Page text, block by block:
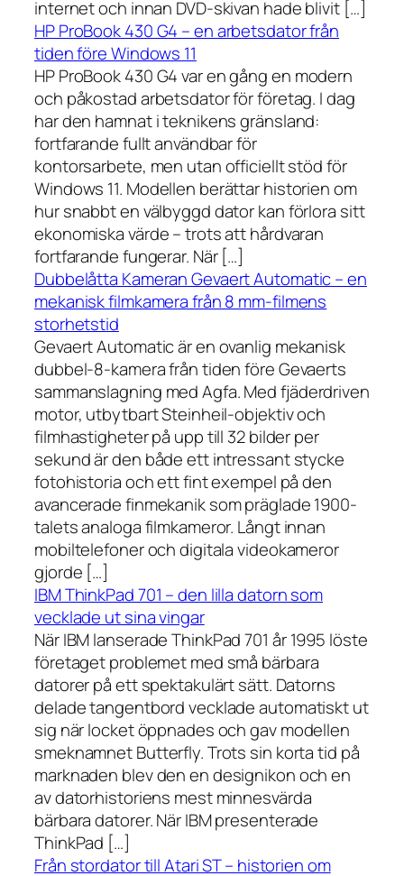
internet och innan DVD-skivan hade blivit […]
HP ProBook 430 G4 – en arbetsdator från
tiden före Windows 11
HP ProBook 430 G4 var en gång en modern
och påkostad arbetsdator för företag. I dag
har den hamnat i teknikens gränsland:
fortfarande fullt användbar för
kontorsarbete, men utan officiellt stöd för
Windows 11. Modellen berättar historien om
hur snabbt en välbyggd dator kan förlora sitt
ekonomiska värde – trots att hårdvaran
fortfarande fungerar. När […]
Dubbelåtta Kameran Gevaert Automatic – en
mekanisk filmkamera från 8 mm-filmens
storhetstid
Gevaert Automatic är en ovanlig mekanisk
dubbel-8-kamera från tiden före Gevaerts
sammanslagning med Agfa. Med fjäderdriven
motor, utbytbart Steinheil-objektiv och
filmhastigheter på upp till 32 bilder per
sekund är den både ett intressant stycke
fotohistoria och ett fint exempel på den
avancerade finmekanik som präglade 1900-
talets analoga filmkameror. Långt innan
mobiltelefoner och digitala videokameror
gjorde […]
IBM ThinkPad 701 – den lilla datorn som
vecklade ut sina vingar
När IBM lanserade ThinkPad 701 år 1995 löste
företaget problemet med små bärbara
datorer på ett spektakulärt sätt. Datorns
delade tangentbord vecklade automatiskt ut
sig när locket öppnades och gav modellen
smeknamnet Butterfly. Trots sin korta tid på
marknaden blev den en designikon och en
av datorhistoriens mest minnesvärda
bärbara datorer. När IBM presenterade
ThinkPad […]
Från stordator till Atari ST – historien om